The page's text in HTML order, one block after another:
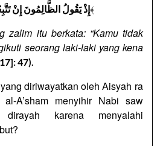
إِذْ يَقُولُ الظَّالِمُونَ إِنْ﴾
zalim itu berkata: “Kamu tidak
seorang laki-laki yang kena
47).
diriwayatkan oleh Aisyah ra
A’sham menyihir Nabi saw
karena menyalahi